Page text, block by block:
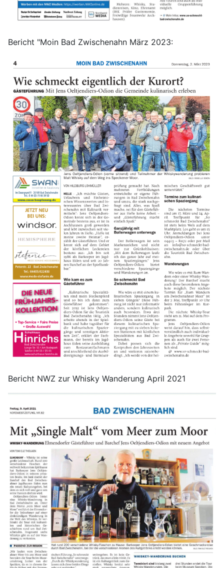
Bericht "Moin Bad Zwischenahn März 2023:
Bericht NWZ zur Whisky Wanderung April 2021